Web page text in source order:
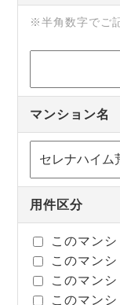
※半角数字でご
マンション名
用件区分
このマン
このマン
このマン
このマン